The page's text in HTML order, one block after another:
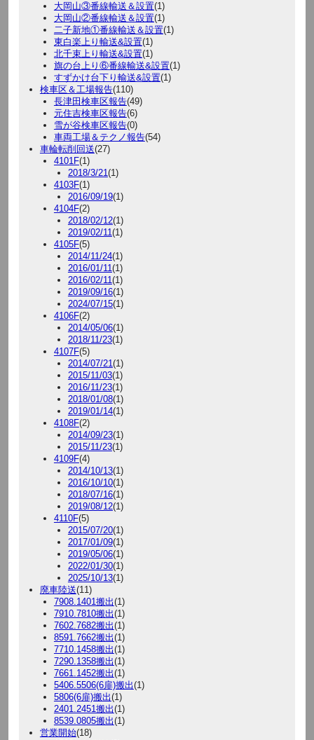
大岡山③番線輸送＆設置(1)
大岡山②番線輸送＆設置(1)
二子新地①番線輸送＆設置(1)
東白楽上り輸送&設置(1)
北千束上り輸送&設置(1)
旗の台上り⑥番線輸送&設置(1)
すずかけ台下り輸送&設置(1)
検車区＆工場報告(110)
長津田検車区報告(49)
元住吉検車区報告(6)
雪が谷検車区報告(0)
車両工場＆テクノ報告(54)
車輪転削回送(27)
4101F(1)
2018/3/21(1)
4103F(1)
2016/09/19(1)
4104F(2)
2018/02/12(1)
2019/02/11(1)
4105F(5)
2014/11/24(1)
2016/01/11(1)
2016/02/11(1)
2019/09/16(1)
2024/07/15(1)
4106F(2)
2014/05/06(1)
2018/11/23(1)
4107F(5)
2014/07/21(1)
2015/11/03(1)
2016/11/23(1)
2018/01/08(1)
2019/01/14(1)
4108F(2)
2014/09/23(1)
2015/11/23(1)
4109F(4)
2014/10/13(1)
2016/10/10(1)
2018/07/16(1)
2019/08/12(1)
4110F(5)
2015/07/20(1)
2017/01/09(1)
2019/05/06(1)
2022/01/30(1)
2025/10/13(1)
廃車陸送(11)
7908.1401搬出(1)
7910.7810搬出(1)
7602.7682搬出(1)
8591.7662搬出(1)
7710.1458搬出(1)
7290.1358搬出(1)
7661.1452搬出(1)
5406.5506(6扉)搬出(1)
5806(6扉)搬出(1)
2401.2451搬出(1)
8539.0805搬出(1)
営業開始(18)